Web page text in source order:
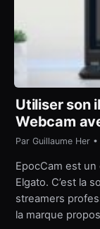
Utiliser son
Webcam
Par Guillaume Her
EpocCam est
Elgato. C’est la
streamers
la marque